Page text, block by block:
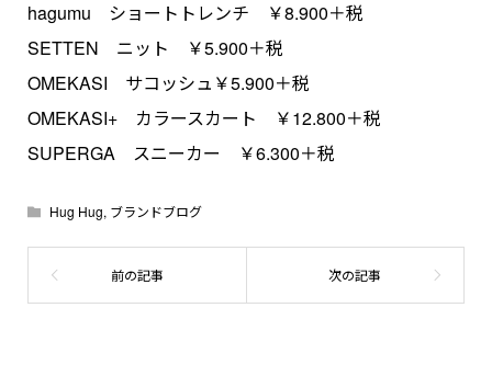
hagumu ショートトレンチ ￥8.900＋税
SETTEN ニット ￥5.900＋税
OMEKASI サコッシュ￥5.900＋税
OMEKASI+ カラースカート ￥12.800＋税
SUPERGA スニーカー ￥6.300＋税
Hug Hug, ブランドブログ